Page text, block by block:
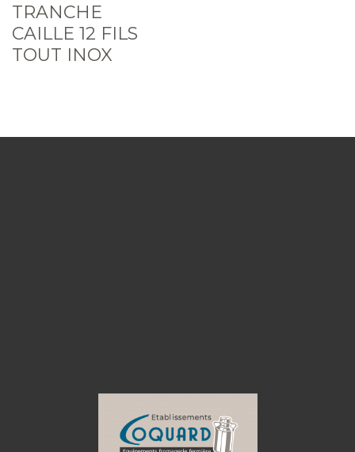
TRANCHE
CAILLE 12 FILS
TOUT INOX